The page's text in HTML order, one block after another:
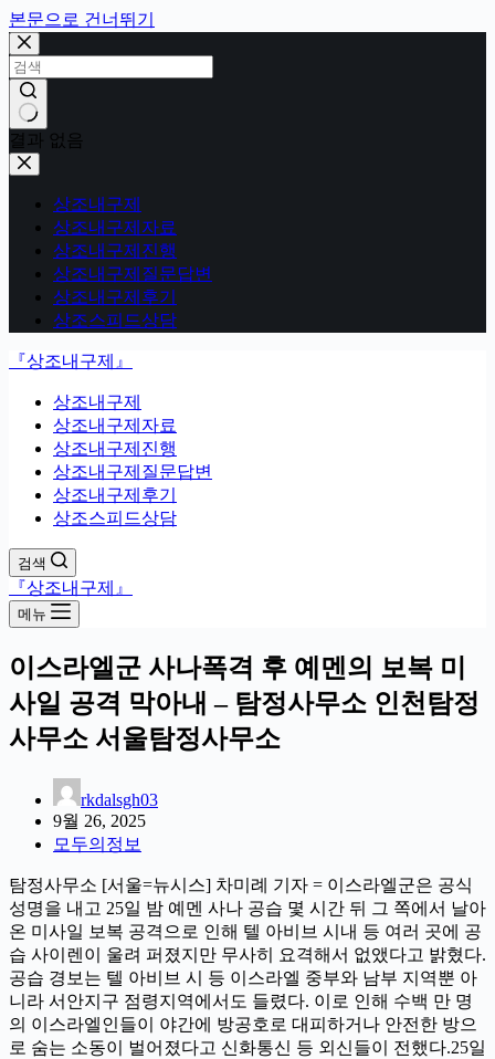
본문으로 건너뛰기
결과 없음
상조내구제
상조내구제자료
상조내구제진행
상조내구제질문답변
상조내구제후기
상조스피드상담
『상조내구제』
상조내구제
상조내구제자료
상조내구제진행
상조내구제질문답변
상조내구제후기
상조스피드상담
검색
『상조내구제』
메뉴
이스라엘군 사나폭격 후 예멘의 보복 미
사일 공격 막아내 – 탐정사무소 인천탐정
사무소 서울탐정사무소
rkdalsgh03
9월 26, 2025
모두의정보
탐정사무소 [서울=뉴시스] 차미례 기자 = 이스라엘군은 공식
성명을 내고 25일 밤 예멘 사나 공습 몇 시간 뒤 그 쪽에서 날아
온 미사일 보복 공격으로 인해 텔 아비브 시내 등 여러 곳에 공
습 사이렌이 울려 퍼졌지만 무사히 요격해서 없앴다고 밝혔다.
공습 경보는 텔 아비브 시 등 이스라엘 중부와 남부 지역뿐 아
니라 서안지구 점령지역에서도 들렸다. 이로 인해 수백 만 명
의 이스라엘인들이 야간에 방공호로 대피하거나 안전한 방으
로 숨는 소동이 벌어졌다고 신화통신 등 외신들이 전했다.25일